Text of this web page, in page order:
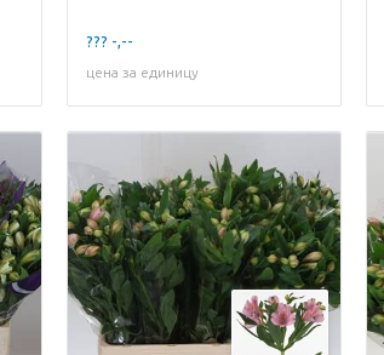
??? -,--
цена за единицу